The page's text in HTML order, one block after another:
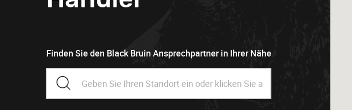
Finden Sie den Black Bruin Ansprechpartner in Ihrer Nähe